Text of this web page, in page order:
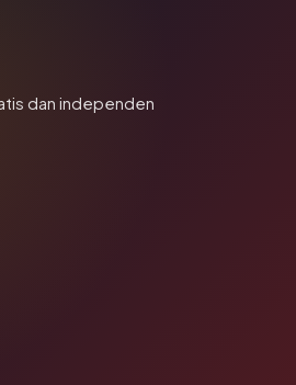
dan independen